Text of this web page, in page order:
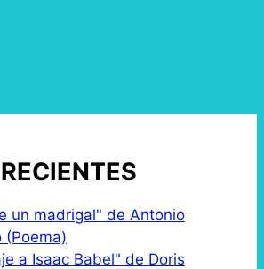
un madrigal" de Antonio
(Poema)
a Isaac Babel" de Doris